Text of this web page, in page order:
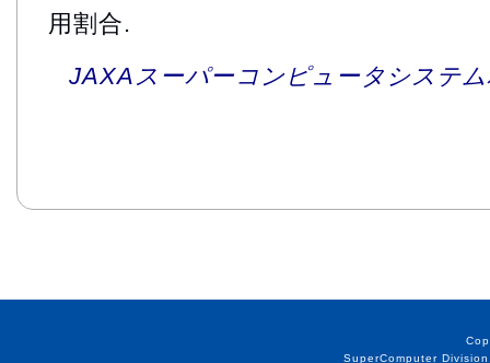
用割合.
JAXAスーパーコンピュータシステ
SuperComputer